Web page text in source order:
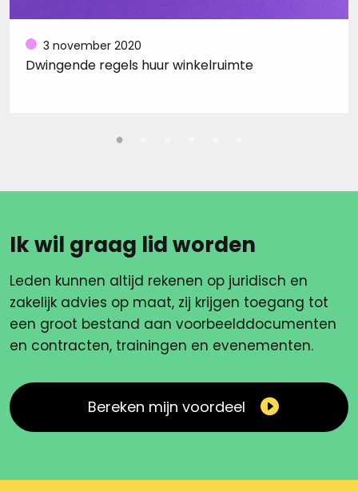
3 november 2020
Dwingende regels huur winkelruimte
Ik wil graag lid worden
Leden kunnen altijd rekenen op juridisch en
zakelijk advies op maat, zij krijgen toegang tot
een groot bestand aan voorbeelddocumenten
en contracten, trainingen en evenementen.
Bereken mijn voordeel